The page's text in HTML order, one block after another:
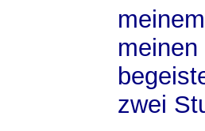
zwei